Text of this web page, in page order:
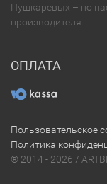
Пушкаревых – по
производителя.
ОПЛАТА
Пользовательское
Политика
® 2014 - 2026 /